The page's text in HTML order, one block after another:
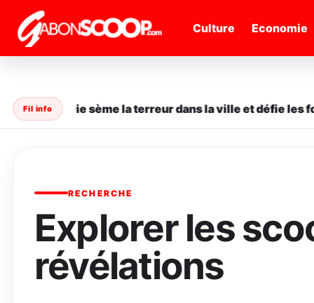
" /> Culture Economie
Fil info
en série sème la terreur dans la ville et défie les
RECHERCHE
Explorer les
révélations